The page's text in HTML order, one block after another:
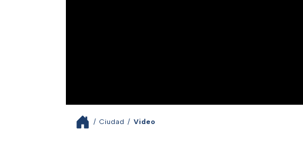
/ Ciudad / Video